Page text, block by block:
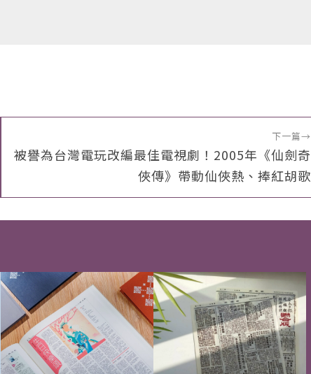
下一篇→
被譽為台灣電玩改編最佳電視劇！2005年《仙劍奇
俠傳》帶動仙俠熱、捧紅胡歌